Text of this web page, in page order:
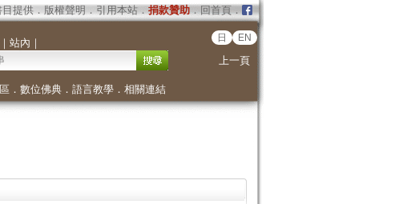
目提供． 版權聲明 ． 引用本站． 捐款贊助．回首頁．
站內 ｜ 日 EN
上一頁
． 數位佛典． 語言教學． 相關連結